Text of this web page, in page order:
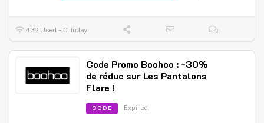
439 Used - 0 Today
Code Promo Boohoo : -30%
de réduc sur Les Pantalons
Flare !
CODE Expired